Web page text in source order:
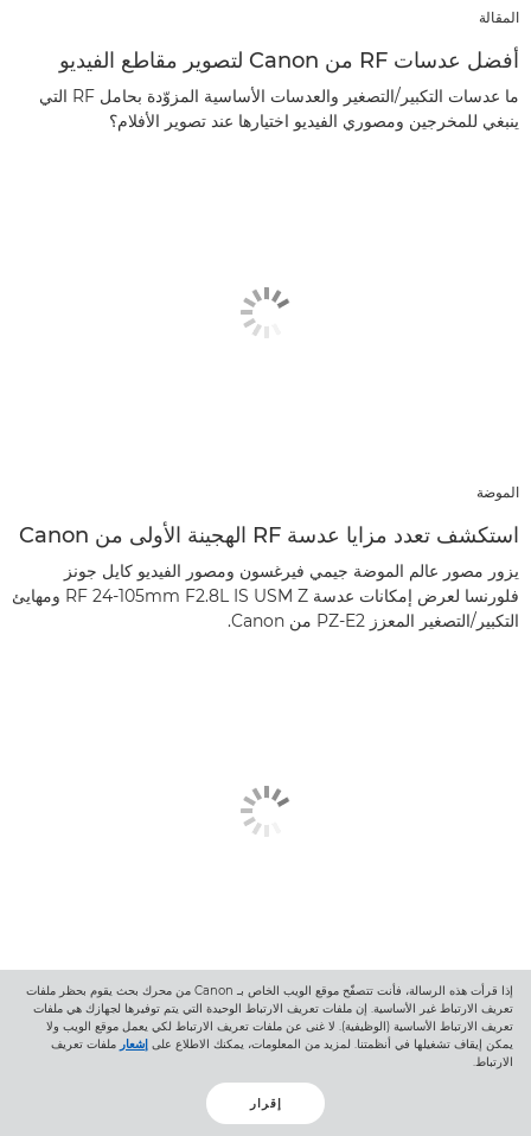
المقالة
أفضل عدسات RF من Canon لتصوير مقاطع الفيديو
ما عدسات التكبير/التصغير والعدسات الأساسية المزوّدة بحامل RF التي
ينبغي للمخرجين ومصوري الفيديو اختيارها عند تصوير الأفلام؟
الموضة
استكشف تعدد مزايا عدسة RF الهجينة الأولى من Canon
يزور مصور عالم الموضة جيمي فيرغسون ومصور الفيديو كايل جونز
فلورنسا لعرض إمكانات عدسة RF 24-105mm F2.8L IS USM Z ومهايئ
التكبير/التصغير المعزز PZ-E2 من Canon.
المقالة
ما أفضل مجموعة لصناعة الأفلام؟
الميزانيات المنخفضة والمتوسطة والعالية.
إذا قرأت هذه الرسالة، فأنت تتصفّح موقع الويب الخاص بـ Canon من محرك بحث يقوم بحظر ملفات
تعريف الارتباط غير الأساسية. إن ملفات تعريف الارتباط الوحيدة التي يتم توفيرها لجهازك هي ملفات
تعريف الارتباط الأساسية (الوظيفية). لا غنى عن ملفات تعريف الارتباط لكي يعمل موقع الويب ولا
يمكن إيقاف تشغيلها في أنظمتنا. لمزيد من المعلومات، يمكنك الاطلاع على إشعار ملفات تعريف
الارتباط.
إقرار